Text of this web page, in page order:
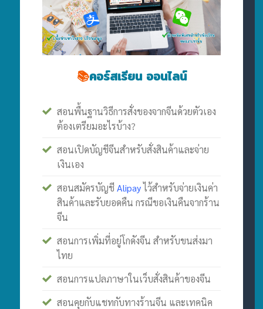
📚คอร์สเรียน ออนไลน์
สอนพื้นฐานวิธีการสั่งของจากจีนด้วยตัวเอง
ต้องเตรียมอะไรบ้าง?
สอนเปิดบัญชีจีนสำหรับสั่งสินค้าและจ่าย
เงินเอง
สอนสมัครบัญชีAlipayไว้สำหรับจ่ายเงินค่า
สินค้าและรับยอดคืน กรณีขอเงินคืนจากร้าน
จีน
สอนการเพิ่มที่อยู่โกดังจีน สำหรับขนส่งมา
ไทย
สอนการแปลภาษาในเว็บสั่งสินค้าของจีน
สอนคุยกับแชทกับทางร้านจีน และเทคนิค